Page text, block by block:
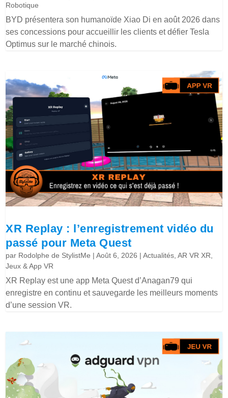
Robotique
BYD présentera son humanoïde Xiao Di en août 2026 dans
ses concessions pour accueillir les clients et défier Tesla
Optimus sur le marché chinois.
XR Replay : l’enregistrement vidéo du
passé pour Meta Quest
par Rodolphe de StylistMe |Août 6, 2026 |Actualités ,AR VR XR
Jeux & App VR
XR Replay est une app Meta Quest d’Anagan79 qui
enregistre en continu et sauvegarde les meilleurs moments
d’une session VR.